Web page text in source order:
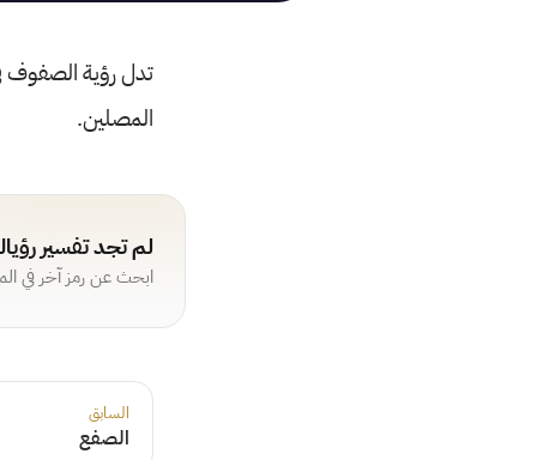
تدل رؤية الصفوف
المصلين.
لم تجد تفسير
ابحث عن رمز آخر في
السابق
الصفع